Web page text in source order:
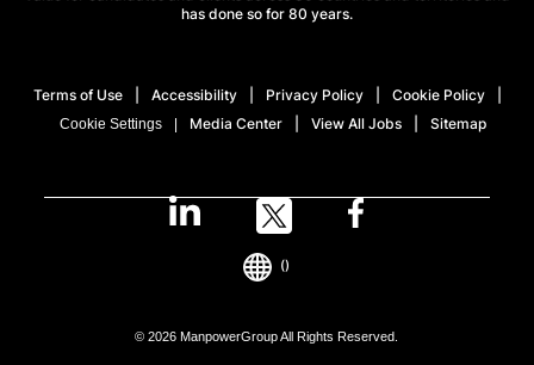
has done so for 80 years.
Terms of Use Accessibility Privacy Policy Cookie Policy
Cookie Settings Media Center View All Jobs Sitemap
© 2026 ManpowerGroup All Rights Reserved.
()